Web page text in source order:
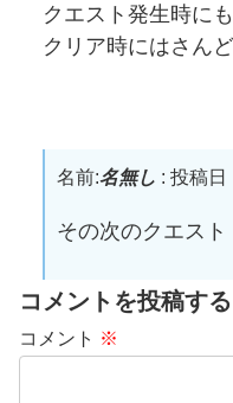
クエスト発生時に
クリア時にはさん
名前:名無し : 投稿日
その次のクエスト
コメントを投稿する
コメント ※